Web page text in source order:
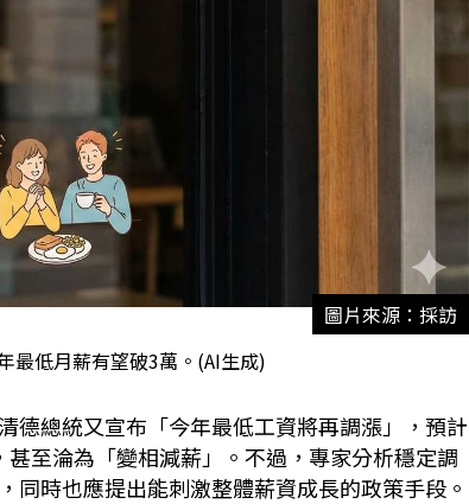
圖片來源：採訪
最低月薪有望破3萬。(AI生成)
德總統又宣布「今年最低工資將再調漲」，預計
至淪為「變相減薪」。不過，專家分析穩定調
時也應提出能刺激整體薪資成長的政策手段。